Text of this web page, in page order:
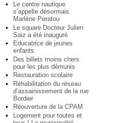
Le centre nautique
s’appelle désormais
Marlène Peratou
Le square Docteur Julien
Saiz a été inauguré
Educatrice de jeunes
enfants
Des billets moins chers
pour les plus démunis
Restauration scolaire
Réhabilitation du réseau
d’assainissement de la rue
Bordier
Réouverture de la CPAM
Logement pour toutes et